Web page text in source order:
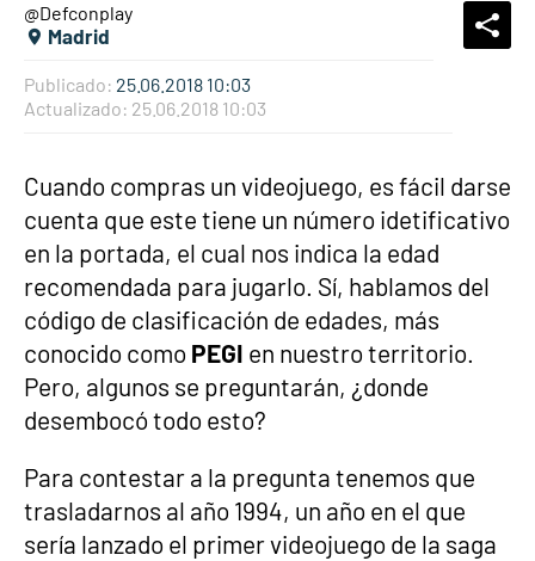
@Defconplay
Madrid
Publicado: 25.06.2018 10:03
Actualizado: 25.06.2018 10:03
Cuando compras un videojuego, es fácil darse
cuenta que este tiene un número idetificativo
en la portada, el cual nos indica la edad
recomendada para jugarlo. Sí, hablamos del
código de clasificación de edades, más
conocido como PEGI en nuestro territorio.
Pero, algunos se preguntarán, ¿donde
desembocó todo esto?
Para contestar a la pregunta tenemos que
trasladarnos al año 1994, un año en el que
sería lanzado el primer videojuego de la saga